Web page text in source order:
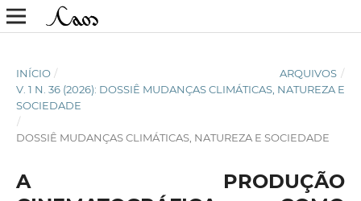
INÍCIO / ARQUIVOS /
V. 1 N. 36 (2026): DOSSIÊ MUDANÇAS CLIMÁTICAS, NATUREZA E
SOCIEDADE
/
DOSSIÊ MUDANÇAS CLIMÁTICAS, NATUREZA E SOCIEDADE
A PRODUÇÃO